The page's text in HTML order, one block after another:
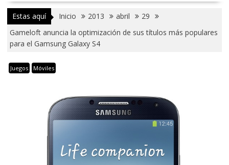
Estas aquí Inicio 2013 abril
29
Gameloft anuncia la optimización de sus títulos más populares
para el Gamsung Galaxy S4
Juegos Móviles